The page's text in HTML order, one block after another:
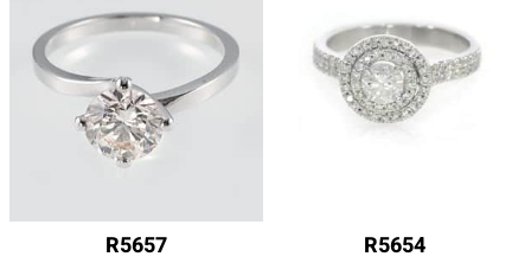
R5654
R5657